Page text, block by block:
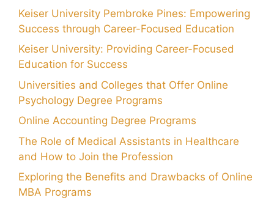
Keiser University Pembroke Pines: Empowering
Success through Career-Focused Education
Keiser University: Providing Career-Focused
Education for Success
Universities and Colleges that Offer Online
Psychology Degree Programs
Online Accounting Degree Programs
The Role of Medical Assistants in Healthcare
and How to Join the Profession
Exploring the Benefits and Drawbacks of Online
MBA Programs